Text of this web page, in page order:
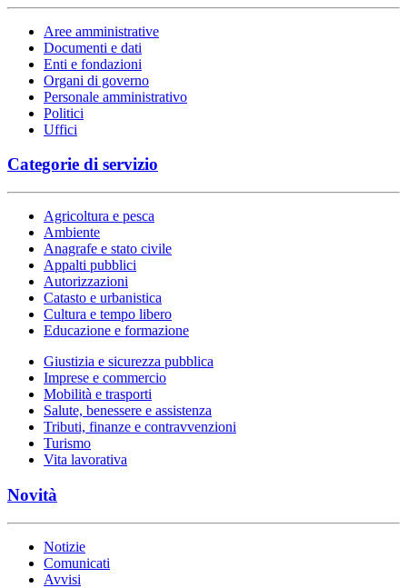
Aree amministrative
Documenti e dati
Enti e fondazioni
Organi di governo
Personale amministrativo
Politici
Uffici
Categorie di servizio
Agricoltura e pesca
Ambiente
Anagrafe e stato civile
Appalti pubblici
Autorizzazioni
Catasto e urbanistica
Cultura e tempo libero
Educazione e formazione
Giustizia e sicurezza pubblica
Imprese e commercio
Mobilità e trasporti
Salute, benessere e assistenza
Tributi, finanze e contravvenzioni
Turismo
Vita lavorativa
Novità
Notizie
Comunicati
Avvisi